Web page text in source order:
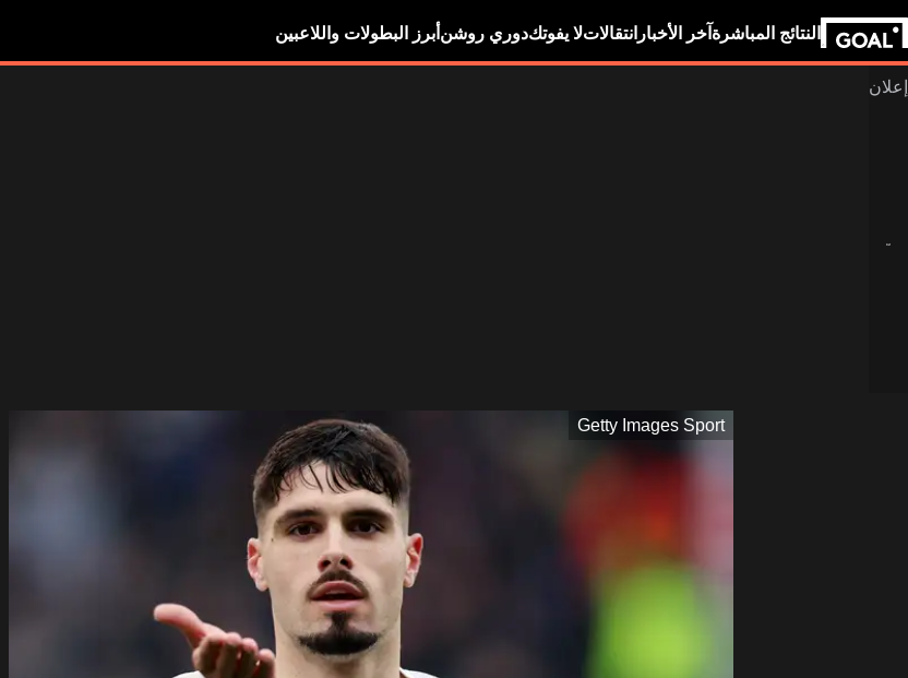
النتائج المباشرة آخر الأخبار انتقالاتلا يفوتكدوري روشن أبرز البطولات واللاعبين
Getty Images Sport